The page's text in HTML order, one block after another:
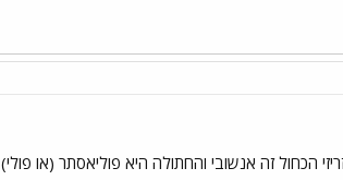
הכחול זה אנשובי והחתולה היא פוליאסתר (או פולי)